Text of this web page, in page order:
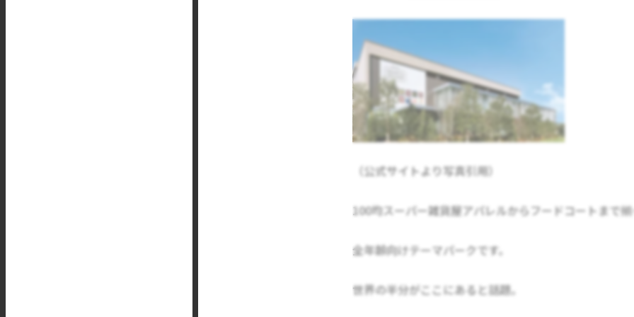
（公式サイトより写真引用）
100均スーパー雑貨屋アパレルからフードコートまで
全年齢向けテーマパークです。
世界の半分がここにあると話題。